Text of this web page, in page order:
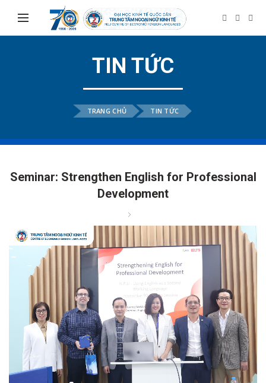
TIN TỨC
TRANG CHỦ TIN TỨC
Seminar: Strengthen English for Professional
Development